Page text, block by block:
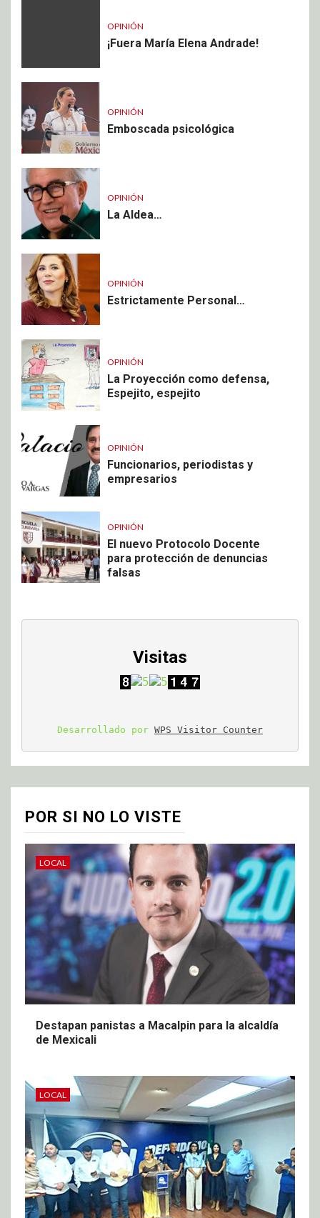
OPINIÓN
¡Fuera María Elena Andrade!
OPINIÓN
Emboscada psicológica
OPINIÓN
La Aldea…
OPINIÓN
Estrictamente Personal…
OPINIÓN
La Proyección como defensa,
Espejito, espejito
OPINIÓN
Funcionarios, periodistas y
empresarios
OPINIÓN
El nuevo Protocolo Docente
para protección de denuncias
falsas
Visitas
Desarrollado por WPS Visitor Counter
POR SI NO LO VISTE
LOCAL
Destapan panistas a Macalpin para la alcaldía
de Mexicali
LOCAL